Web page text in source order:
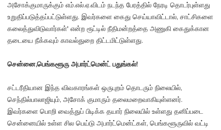
அசோக்குமாருக்கும் எம்.எல்.ஏ.விடம் நடந்த பேரத்தில் நேரடி தொடர்புள்ளது
உறுதிப்படுத்தப்பட்டுள்ளது. இவர்களை கைது செய்யாவிட்டால், சாட்சிகளை
கலைத்துவிடுவார்கள்' என்ற ரூட்டில் நீதிமன்றத்தை அணுகி கைதுக்கான
தடையை நீக்கவும் காவல்துறை திட்டமிட்டுள்ளது.
சென்னை,பெங்களூரு அபார்ட்மென்ட் பதுங்கல்!
சட்டரீதியான இந்த விவகாரங்கள் ஒருபுறம் தொடரும் நிலையில்,
செந்தில்பாலாஜியும், அசோக் குமாரும் தலைமறைவாகியுள்ளனர்.
இவர்களை பொறி வைத்துப் பிடிக்க தயார் நிலையில் உள்ளது தனிப்படை
சென்னையில் உள்ள சில பெய்டு அபார்ட்மென்ட்கள், பெங்களூருவில் வட்டி